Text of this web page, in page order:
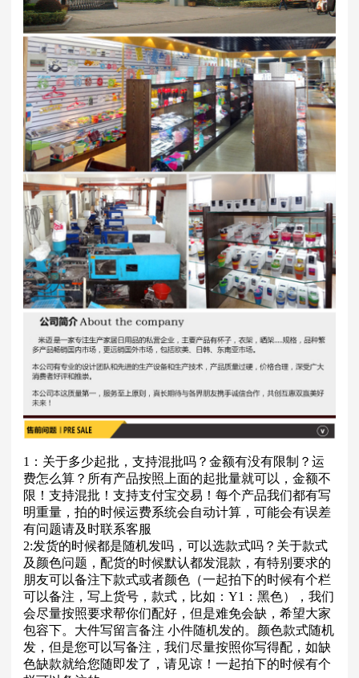
1：关于多少起批，支持混批吗？金额有没有限制？运
费怎么算？所有产品按照上面的起批量就可以，金额不
限！支持混批！支持支付宝交易！每个产品我们都有写
明重量，拍的时候运费系统会自动计算，可能会有误差
有问题请及时联系客服
2:发货的时候都是随机发吗，可以选款式吗？关于款式
及颜色问题，配货的时候默认都发混款，有特别要求的
朋友可以备注下款式或者颜色（一起拍下的时候有个栏
可以备注，写上货号，款式，比如：Y1：黑色），我们
会尽量按照要求帮你们配好，但是难免会缺，希望大家
包容下。大件写留言备注 小件随机发的。颜色款式随机
发，但是您可以写备注，我们尽量按照你写得配，如缺
色缺款就给您随即发了，请见谅！一起拍下的时候有个